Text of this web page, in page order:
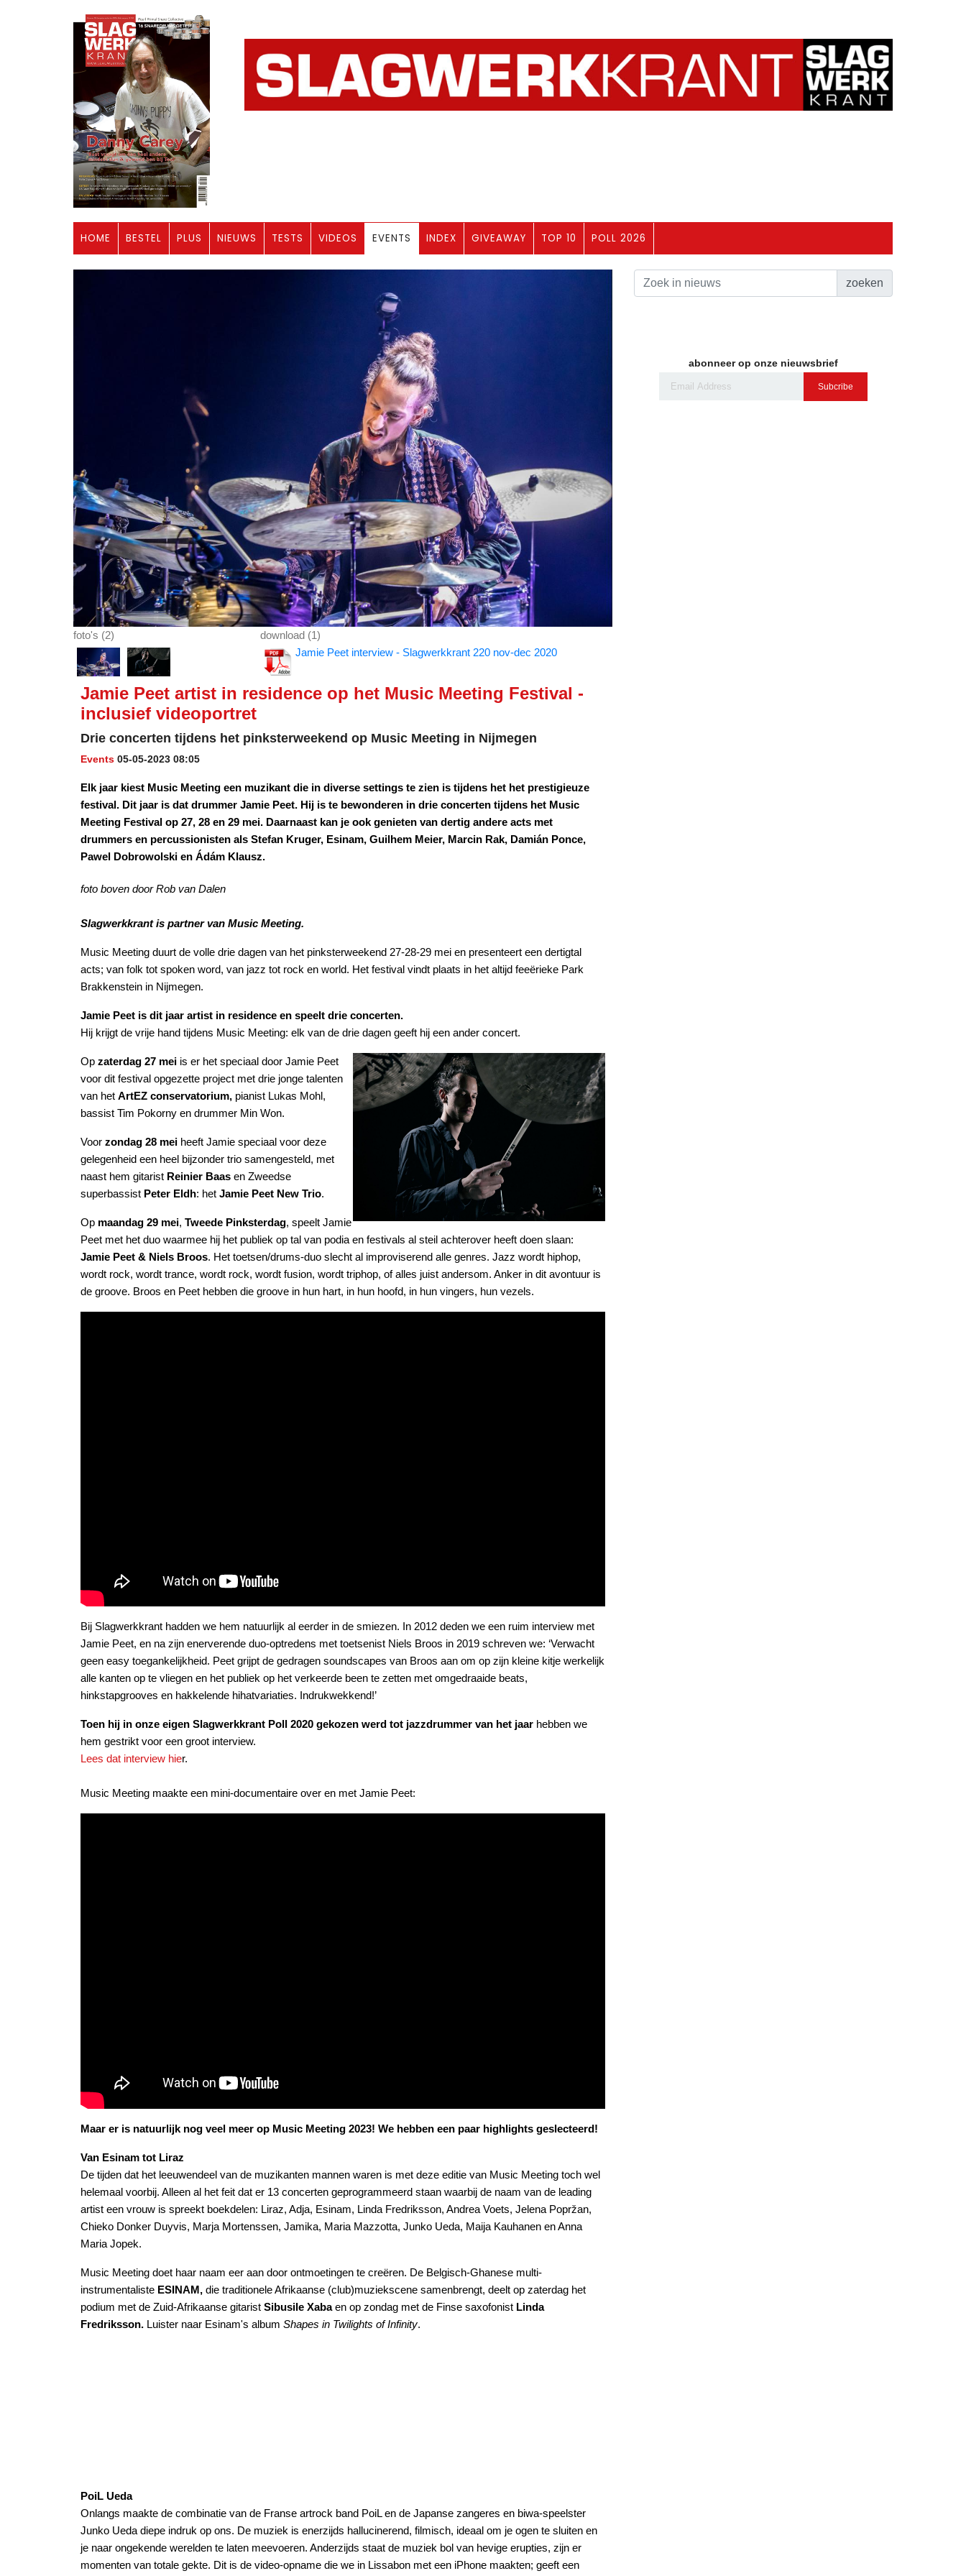
HOME BESTEL PLUS NIEUWS TESTS VIDEOS EVENTS INDEX GIVEAWAY TOP 10 POLL 2026
foto's (2)
download (1)
Jamie Peet interview - Slagwerkkrant 220 nov-dec 2020
Jamie Peet artist in residence op het Music Meeting Festival -
inclusief videoportret
Drie concerten tijdens het pinksterweekend op Music Meeting in Nijmegen
Events 05-05-2023 08:05
Elk jaar kiest Music Meeting een muzikant die in diverse settings te zien is tijdens het het prestigieuze
festival. Dit jaar is dat drummer Jamie Peet. Hij is te bewonderen in drie concerten tijdens het Music
Meeting Festival op 27, 28 en 29 mei. Daarnaast kan je ook genieten van dertig andere acts met
drummers en percussionisten als Stefan Kruger, Esinam, Guilhem Meier, Marcin Rak, Damián Ponce,
Pawel Dobrowolski en Ádám Klausz.
foto boven door Rob van Dalen
Slagwerkkrant is partner van Music Meeting.
Music Meeting duurt de volle drie dagen van het pinksterweekend 27-28-29 mei en presenteert een dertigtal
acts; van folk tot spoken word, van jazz tot rock en world. Het festival vindt plaats in het altijd feeërieke Park
Brakkenstein in Nijmegen.
Jamie Peet is dit jaar artist in residence en speelt drie concerten.
Hij krijgt de vrije hand tijdens Music Meeting: elk van de drie dagen geeft hij een ander concert.
Op zaterdag 27 mei is er het speciaal door Jamie Peet
voor dit festival opgezette project met drie jonge talenten
van het ArtEZ conservatorium, pianist Lukas Mohl,
bassist Tim Pokorny en drummer Min Won.
Voor zondag 28 mei heeft Jamie speciaal voor deze
gelegenheid een heel bijzonder trio samengesteld, met
naast hem gitarist Reinier Baas en Zweedse
superbassist Peter Eldh: het Jamie Peet New Trio.
Op maandag 29 mei, Tweede Pinksterdag, speelt Jamie
Peet met het duo waarmee hij het publiek op tal van podia en festivals al steil achterover heeft doen slaan:
Jamie Peet & Niels Broos. Het toetsen/drums-duo slecht al improviserend alle genres. Jazz wordt hiphop,
wordt rock, wordt trance, wordt rock, wordt fusion, wordt triphop, of alles juist andersom. Anker in dit avontuur is
de groove. Broos en Peet hebben die groove in hun hart, in hun hoofd, in hun vingers, hun vezels.
Bij Slagwerkkrant hadden we hem natuurlijk al eerder in de smiezen. In 2012 deden we een ruim interview met
Jamie Peet, en na zijn enerverende duo-optredens met toetsenist Niels Broos in 2019 schreven we: ‘Verwacht
geen easy toegankelijkheid. Peet grijpt de gedragen soundscapes van Broos aan om op zijn kleine kitje werkelijk
alle kanten op te vliegen en het publiek op het verkeerde been te zetten met omgedraaide beats,
hinkstapgrooves en hakkelende hihatvariaties. Indrukwekkend!’
Toen hij in onze eigen Slagwerkkrant Poll 2020 gekozen werd tot jazzdrummer van het jaar hebben we
hem gestrikt voor een groot interview.
Lees dat interview hier.
Music Meeting maakte een mini-documentaire over en met Jamie Peet:
Maar er is natuurlijk nog veel meer op Music Meeting 2023! We hebben een paar highlights geslecteerd!
Van Esinam tot Liraz
De tijden dat het leeuwendeel van de muzikanten mannen waren is met deze editie van Music Meeting toch wel
helemaal voorbij. Alleen al het feit dat er 13 concerten geprogrammeerd staan waarbij de naam van de leading
artist een vrouw is spreekt boekdelen: Liraz, Adja, Esinam, Linda Fredriksson, Andrea Voets, Jelena Popržan,
Chieko Donker Duyvis, Marja Mortenssen, Jamika, Maria Mazzotta, Junko Ueda, Maija Kauhanen en Anna
Maria Jopek.
Music Meeting doet haar naam eer aan door ontmoetingen te creëren. De Belgisch-Ghanese multi-
instrumentaliste ESINAM, die traditionele Afrikaanse (club)muziekscene samenbrengt, deelt op zaterdag het
podium met de Zuid-Afrikaanse gitarist Sibusile Xabaen op zondag met de Finse saxofonist Linda
Fredriksson. Luister naar Esinam's album Shapes in Twilights of Infinity.
PoiL Ueda
Onlangs maakte de combinatie van de Franse artrock band PoiL en de Japanse zangeres en biwa-speelster
Junko Ueda diepe indruk op ons. De muziek is enerzijds hallucinerend, filmisch, ideaal om je ogen te sluiten en
je naar ongekende werelden te laten meevoeren. Anderzijds staat de muziek bol van hevige erupties, zijn er
momenten van totale gekte. Dit is de video-opname die we in Lissabon met een iPhone maakten; geeft een
zoeken
abonneer op onze nieuwsbrief
Subcribe